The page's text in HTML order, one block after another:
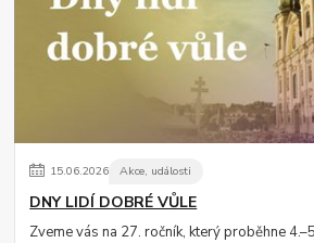
15.06.2026 Akce, události
DNY LIDÍ DOBRÉ VŮLE
Zveme vás na 27. ročník, který proběhne